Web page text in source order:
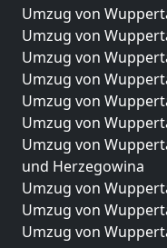
Umzug von
Umzug von
Umzug von
Umzug von
Umzug von
Umzug von
Umzug von
und Herzegowina
Umzug von
Umzug von
Umzug von